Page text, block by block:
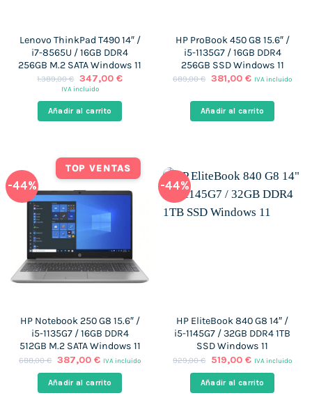
Lenovo ThinkPad T490 14″ /
i7-8565U / 16GB DDR4
256GB M.2 SATA Windows 11
1.389,00€ El
precio
era:
1.389,00 €.
347,00 €El
es:
347,00 €.
IVA incluido
Añadir al carrito
HP ProBook 450 G8 15.6″ /
i5-1135G7 / 16GB DDR4
256GB SSD Windows 11
689,00€ El
era:
689,00 €.
381,00 €El
es:
381,00 €.
IVA incluido
Añadir al carrito
-44%
TOP VENTAS
HP Notebook 250 G8 15.6″ /
i5-1135G7 / 16GB DDR4
512GB M.2 SATA Windows 11
688,00€ El
original
era:
387,00 €El
actual
es:
IVA incluido
Añadir al carrito
-44%
HP EliteBook 840 G8 14″ /
i5-1145G7 / 32GB DDR4 1TB
SSD Windows 11
929,00€
El
original
era:
519,00 €El
actual
es:
IVA incluido
Añadir al carrito